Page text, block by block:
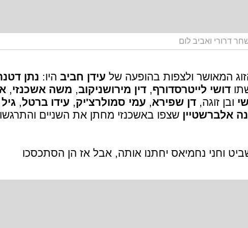
דרורי ואביב לום
המאושר ולצפות בהופעה של עידן חביב היו: נתן
דושי לייטרסדורף, דין מירושניקוב, משה אשכנזי,
ובן זוגה, דן שפירא, עמי סמולרצ'יק, עידו ברטל, גיל
אלברשטיין שצפו באשכנזי מחתן את השניים והתרגשו
וחני נחמיאס יחתנו אותה, אבל אז הן הסתכסכו